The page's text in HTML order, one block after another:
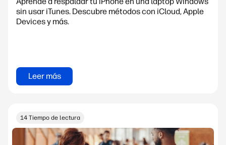
sin usar iTunes. Descubre métodos con iCloud, Apple
Devices y más.
Leer más
14 Tiempo de lectura